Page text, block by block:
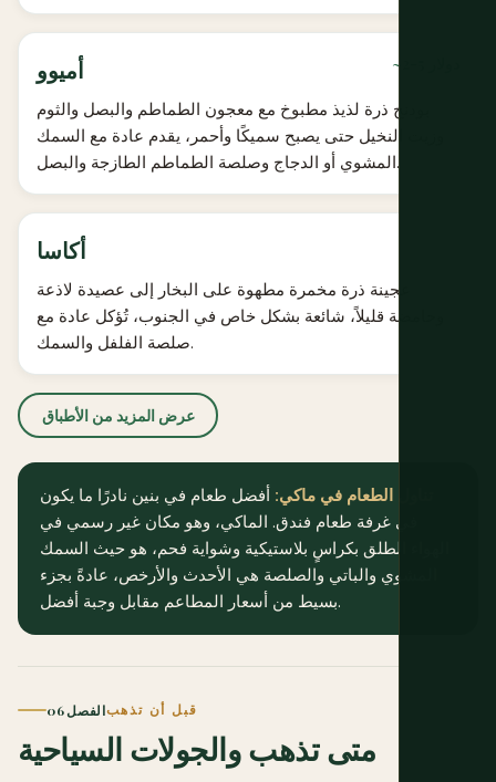
أميوو
بودنج ذرة لذيذ مطبوخ مع معجون الطماطم والبصل والثوم
وزيت النخيل حتى يصبح سميكًا وأحمر، يقدم عادة مع السمك
المشوي أو الدجاج وصلصة الطماطم الطازجة والبصل.
أكاسا
عجينة ذرة مخمرة مطهوة على البخار إلى عصيدة لاذعة
وحامضة قليلاً، شائعة بشكل خاص في الجنوب، تُؤكل عادة مع
صلصة الفلفل والسمك.
عرض المزيد من الأطباق
تناول الطعام في ماكي: أفضل طعام في بنين نادرًا ما يكون
في غرفة طعام فندق. الماكي، وهو مكان غير رسمي في
الهواء الطلق بكراسٍ بلاستيكية وشواية فحم، هو حيث السمك
المشوي والباتي والصلصة هي الأحدث والأرخص، عادةً بجزء
بسيط من أسعار المطاعم مقابل وجبة أفضل.
الفصل 06قبل أن تذهب
متى تذهب والجولات السياحية